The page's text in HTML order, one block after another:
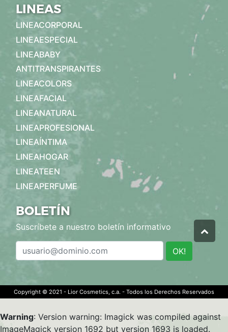
LINEAS
LINEACORPORAL
LINEAESPECIAL
LINEABABY
ANTITRANSPIRANTES
LINEACOLORS
LINEAFACIAL
LINEANATURAL
LINEAPROFESIONAL
LINEAÍNTIMA
LINEAHOGAR
LINEATEEN
LINEAPERFUME
BOLETÍN
Suscríbete a nuestro boletín informativo
OK!
Copyright © 2021 - Lior Cosmetics, c.a. - Todos los Derechos Reservados
Warning: Version warning: Imagick was compiled against
ImageMagick version 1692 but version 1693 is loaded.